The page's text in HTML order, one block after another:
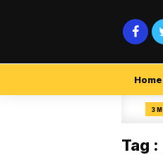
Home
3 MONTH
Tag